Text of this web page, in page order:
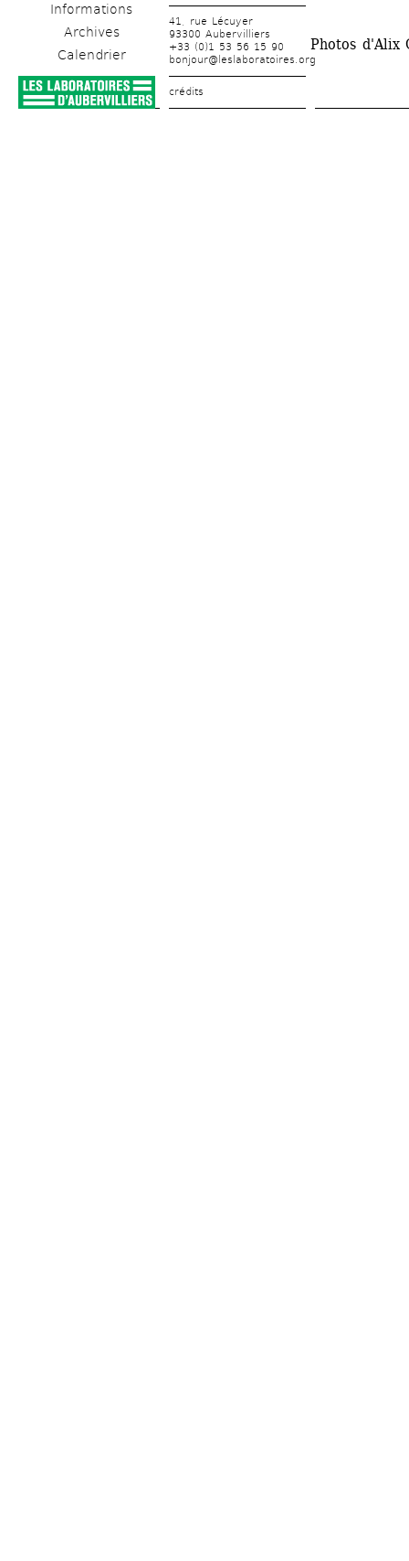
Informations
Archives
Calendrier
41, rue Lécuyer
93300 Aubervilliers
+33 (0)1 53 56 15 90
bonjour@leslaboratoires.org
crédits
Photos d'Alix